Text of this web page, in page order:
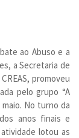
ao Abuso e a
a Secretaria de
promoveu
pelo grupo “A
No turno da
anos finais e
lotou as